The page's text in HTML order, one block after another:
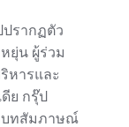
ปรากฏตัว
ยุ่น ผู้ร่วม
หารและ
ย กรุ๊ป
บทสัมภาษณ์